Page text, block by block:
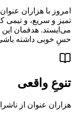
امروز با هزاران
تمیز و سریع، و تیمی
می‌ایستد. هدفمان
حسِ خوبی داشته
تنوعِ واقعی
هزاران عنوان از